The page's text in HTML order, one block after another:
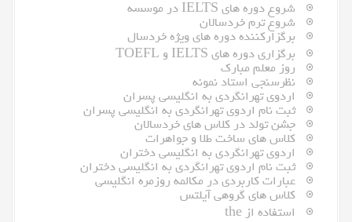
شروع دوره های IELTS در موسسه
شروع ترم خردسالان
برگزارکننده دوره های ویژه خردسال
برگزاری دوره های IELTS و TOEFL
روز معلم مبارک
نظرسنجی استاد نمونه
اردوی تهرانگردی به انگلیسی پسران
ثبت نام اردوی تهرانگردی به انگلیسی پسران
جشن تولد در کلاس های خردسالان
کلاس های ساخت طلا و جواهرات
اردوی تهرانگردی به انگلیسی دختران
ثبت نام اردوی تهرانگردی به انگلیسی دختران
عبارات کاربردی در مکالمه روزمره انگلیسی
کلاس های گروهی آیلتس
استفاده از the